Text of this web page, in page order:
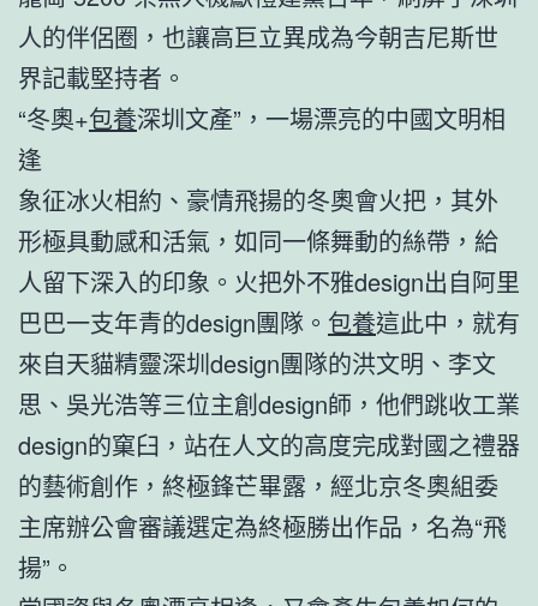
人的伴侶圈，也讓高巨立異成為今朝吉尼斯世
界記載堅持者。
“冬奧+包養深圳文產”，一場漂亮的中國文明相
逢
象征冰火相約、豪情飛揚的冬奧會火把，其外
形極具動感和活氣，如同一條舞動的絲帶，給
人留下深入的印象。火把外不雅design出自阿里
巴巴一支年青的design團隊。 包養這此中，就有
來自天貓精靈深圳design團隊的洪文明、李文
思、吳光浩等三位主創design師，他們跳收工業
design的窠臼，站在人文的高度完成對國之禮器
的藝術創作，終極鋒芒畢露，經北京冬奧組委
主席辦公會審議選定為終極勝出作品，名為“飛
揚”。